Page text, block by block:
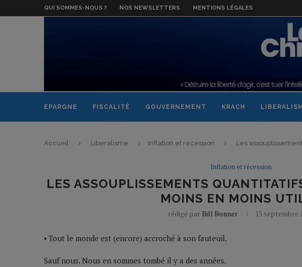
QUI SOMMES-NOUS ? NOS NEWSLETTERS MENTIONS LÉGALES
EPARGNE FISCALITÉ GOUVERNEMENT KRACH
Accueil Liberalisme Inflation et récession Les
Inflation et récession
LES ASSOUPLISSEMENTS
MOINS EN MOINS
rédigé par Bill Bonner 13 septembre
▪ Tout le monde est (encore) accroché à son fauteuil.
Sauf nous. Nous en sommes tombé il y a des années.